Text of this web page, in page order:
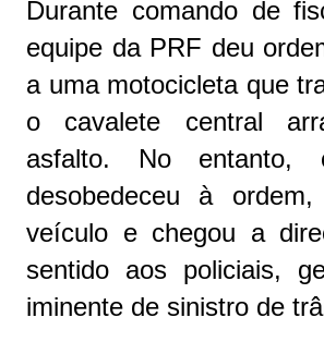
Durante comando de
equipe da PRF deu
a uma motocicleta que
o cavalete central
asfalto. No entanto,
desobedeceu à
veículo e chegou a
sentido aos policiais,
iminente de sinistro de